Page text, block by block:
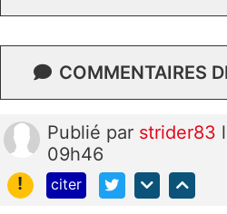
COMMENTAIRES
Publié par strider83
09h46
!
citer